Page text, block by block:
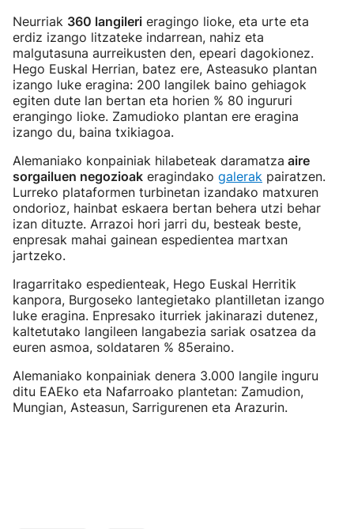
Neurriak 360 langileri eragingo lioke, eta urte eta
erdiz izango litzateke indarrean, nahiz eta
malgutasuna aurreikusten den, epeari dagokionez.
Hego Euskal Herrian, batez ere, Asteasuko plantan
izango luke eragina: 200 langilek baino gehiagok
egiten dute lan bertan eta horien % 80 ingururi
erangingo lioke. Zamudioko plantan ere eragina
izango du, baina txikiagoa.
Alemaniako konpainiak hilabeteak daramatza aire
sorgailuen negozioak eragindako galerak pairatzen.
Lurreko plataformen turbinetan izandako matxuren
ondorioz, hainbat eskaera bertan behera utzi behar
izan dituzte. Arrazoi hori jarri du, besteak beste,
enpresak mahai gainean espedientea martxan
jartzeko.
Iragarritako espedienteak, Hego Euskal Herritik
kanpora, Burgoseko lantegietako plantilletan izango
luke eragina. Enpresako iturriek jakinarazi dutenez,
kaltetutako langileen langabezia sariak osatzea da
euren asmoa, soldataren % 85eraino.
Alemaniako konpainiak denera 3.000 langile inguru
ditu EAEko eta Nafarroako plantetan: Zamudion,
Mungian, Asteasun, Sarrigurenen eta Arazurin.